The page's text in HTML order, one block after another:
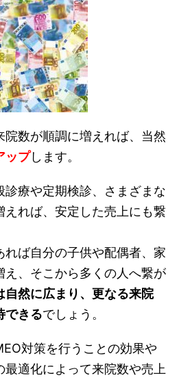
院数が順調に増えれば、当然
ップします。
療や定期検診、さまざまな
えれば、安定した売上にも繋
れば自分の子供や配偶者、家
え、そこから多くの人へ繋が
自然に広まり、更なる来院
できるでしょう。
対策を行うことの効果や
最適化によって来院数や売上